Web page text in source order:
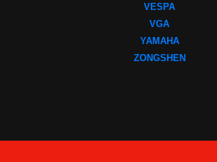
VESPA
VGA
YAMAHA
ZONGSHEN